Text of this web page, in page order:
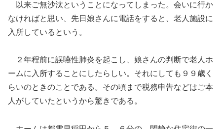
以来ご無沙汰ということになってしまった。会いに行か
なければと思い、先日娘さんに電話をすると、老人施設に
入所しているという。
２年程前に誤嚥性肺炎を起こし、娘さんの判断で老人ホ
ームに入所することにしたらしい。それにしても９９歳く
らいのときのことである。その頃まで税務申告などはご本
人がしていたというから驚きである。